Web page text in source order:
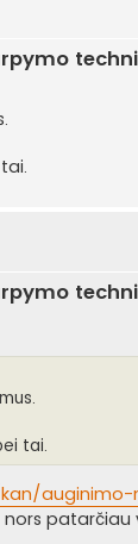
tai.
patarčiau